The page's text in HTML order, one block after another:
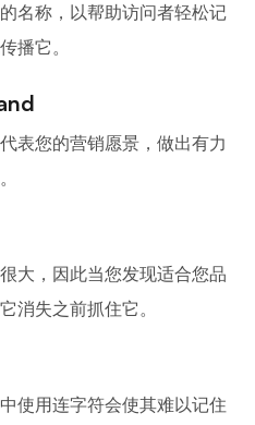
名称，以帮助访问者轻松记
播它。
表您的营销愿景，做出有力
大，因此当您发现适合您品
消失之前抓住它。
使用连字符会使其难以记住